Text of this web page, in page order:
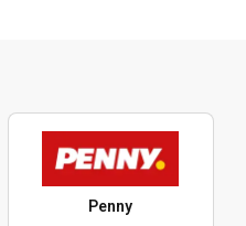
Penny